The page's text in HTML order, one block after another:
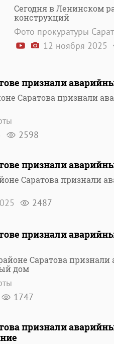
Сегодня в Ленинском
конструкций
Фото прокуратуры
12 ноября 2025
признали
Саратова признали
2598
признали
Саратова признали
2487
признали
Саратова
дом
1747
признали